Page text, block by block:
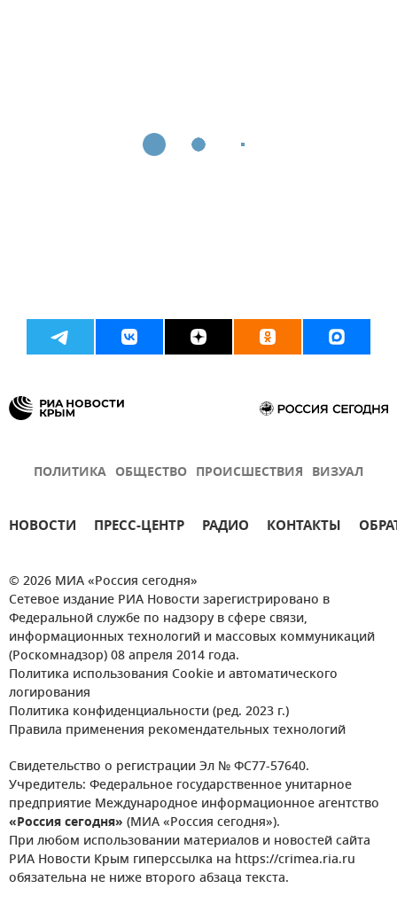
ПОЛИТИКА ОБЩЕСТВО ПРОИСШЕСТВИЯ ВИЗУАЛ
НОВОСТИ ПРЕСС-ЦЕНТР РАДИО КОНТАКТЫ
© 2026 МИА «Россия сегодня»
Сетевое издание РИА Новости зарегистрировано в
Федеральной службе по надзору в сфере связи,
информационных технологий и массовых коммуникаций
(Роскомнадзор) 08 апреля 2014 года.
Политика использования Cookie и автоматического
логирования
Политика конфиденциальности (ред. 2023 г.)
Правила применения рекомендательных технологий
Свидетельство о регистрации Эл № ФС77-57640.
Учредитель: Федеральное государственное унитарное
предприятие Международное информационное агентство
«Россия сегодня» (МИА «Россия сегодня»).
При любом использовании материалов и новостей сайта
РИА Новости Крым гиперссылка на https://crimea.ria.ru
обязательна не ниже второго абзаца текста.